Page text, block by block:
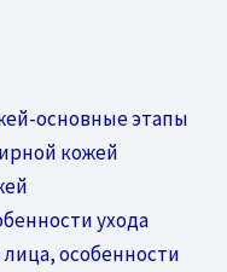
основные этапы
кожей
ухода
особенности